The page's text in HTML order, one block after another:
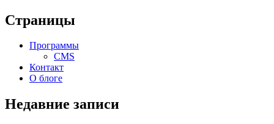
Страницы
Программы
CMS
Контакт
О блоге
Недавние записи